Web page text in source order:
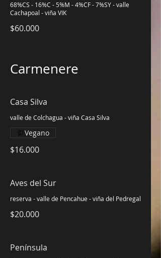
68%CS - 16%C - 5%M - 4%CF - 7%SY - valle
Cachapoal - viña VIK
$60.000
Carmenere
Casa Silva
valle de Colchagua - viña Casa Silva
$16.000
Vegano
Aves del Sur
reserva - valle de Pencahue - viña del Pedregal
$20.000
Península